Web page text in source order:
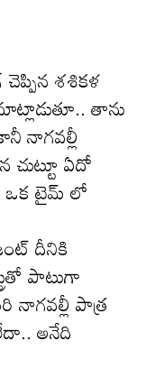
చెప్పిన శశికళ
తాను
నాగవల్లీ
చుట్టూ ఏదో
ఒక టైమ్ లో
దీనికి
పాటుగా
నాగవల్లీ పాత్ర
అనేది